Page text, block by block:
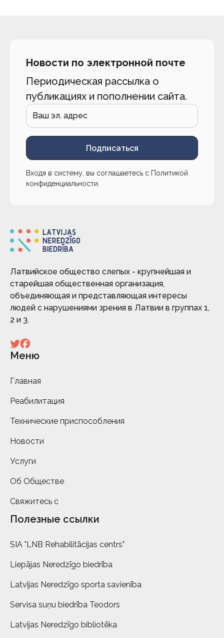
Новости по электронной почте
Периодическая рассылка о
публикациях и пополнении сайта.
Подписаться
Входя в систему, вы соглашаетесь с Политикой
конфиденциальности
Латвийское общество слепых - крупнейшая и
старейшая общественная организация,
объединяющая и представляющая интересы
людей с нарушениями зрения в Латвии в группах 1,
2 и 3.
Меню
Главная
Реабилитация
Технические приспособления
Новости
Услуги
Об Обществе
Свяжитесь с
Полезные ссылки
SIA "LNB Rehabilitācijas centrs"
Liepājas Neredzīgo biedrība
Latvijas Neredzīgo sporta savienība
Servisa suņu biedrība Teodors
Latvijas Neredzīgo bibliotēka